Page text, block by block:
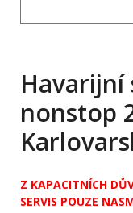
Havarijní
nonstop
Z KAPACITNÍCH
SERVIS POUZE